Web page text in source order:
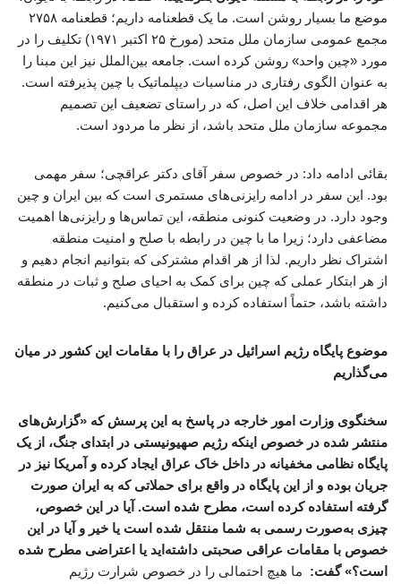
موضع ما بسیار روشن است. ما یک قطعنامه داریم؛ قطعنامه ۲۷۵۸
مجمع عمومی سازمان ملل متحد (مورخ ۲۵ اکتبر ۱۹۷۱) تکلیف را در
مورد «چین واحد» روشن کرده است. جامعه بین‌الملل نیز این مبنا را
به عنوان الگوی رفتاری در مناسبات دیپلماتیک با چین پذیرفته است.
هر اقدامی خلاف این اصل، که در راستای تضعیف این تصمیم
مجموعه سازمان ملل متحد باشد، از نظر ما مردود است.
بقائی ادامه داد: در خصوص سفر آقای دکتر عراقچی؛ سفر مهمی
بود. این سفر در ادامه رایزنی‌های مستمری است که بین ایران و چین
وجود دارد. در وضعیت کنونی منطقه، این تماس‌ها و رایزنی‌ها اهمیت
مضاعفی دارد؛ زیرا ما با چین در رابطه با صلح و امنیت منطقه
اشتراک نظر داریم. لذا از هر اقدام مشترکی که بتوانیم انجام دهیم و
از هر ابتکار عملی که چین برای کمک به احیای صلح و ثبات در منطقه
داشته باشد، حتماً استفاده کرده و استقبال می‌کنیم.
موضوع پایگاه رژیم اسرائیل در عراق را با مقامات این کشور در میان
می‌گذاریم
سخنگوی وزارت امور خارجه در پاسخ به این پرسش که «گزارش‌های
منتشر شده در خصوص اینکه رژیم صهیونیستی در ابتدای جنگ، از یک
پایگاه نظامی مخفیانه در داخل خاک عراق ایجاد کرده و آمریکا نیز در
جریان بوده و از این پایگاه در واقع برای حملاتی که به ایران صورت
گرفته استفاده کرده است، مطرح شده است. آیا در این خصوص،
چیزی به‌صورت رسمی به شما منتقل شده است یا خیر و آیا در این
خصوص با مقامات عراقی صحبتی داشته‌اید یا اعتراضی مطرح شده
است؟» گفت: ما هیچ احتمالی را در خصوص شرارت رژیم